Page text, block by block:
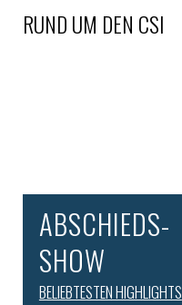
RUND UM DEN CSI
ABSCHIEDS-
SHOW
BELIEBTESTEN HIGHLIGHTS